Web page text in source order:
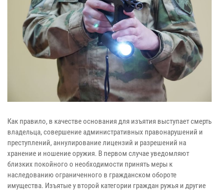
Как правило, в качестве основания для изъятия выступает смерть
владельца, совершение административных правонарушений и
преступлений, аннулирование лицензий и разрешений на
хранение и ношение оружия. В первом случае уведомляют
близких покойного о необходимости принять меры к
наследованию ограниченного в гражданском обороте
имущества. Изъятые у второй категории граждан ружья и другие